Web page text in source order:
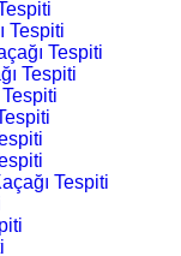
Tespiti
Tespiti
Tespiti
Tespiti